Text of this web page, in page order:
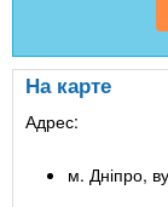
На карте
Адрес:
м. Дніпро,